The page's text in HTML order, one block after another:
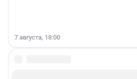
7 августа, 18:00